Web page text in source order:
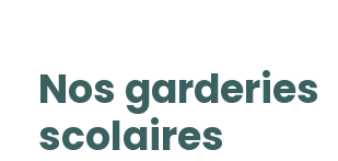
Nos garderies
scolaires